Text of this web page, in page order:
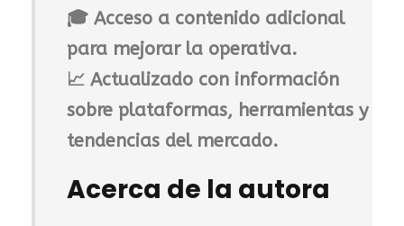
🎓 Acceso a contenido adicional
para mejorar la operativa.
📈 Actualizado con información
sobre plataformas, herramientas y
tendencias del mercado.
Acerca de la autora